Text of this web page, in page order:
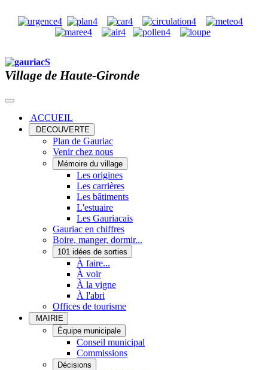
Village de Haute-Gironde
ACCUEIL
DECOUVERTE
Plan de Gauriac
Venir chez nous
Mémoire du village
Les origines
Les carrières
Les bâtiments
L'estuaire
Les Gauriacais
Gauriac en chiffres
Boire, manger, dormir...
101 idées de sorties
À faire...
À voir
À la vigne
À l'abri
Offices de tourisme
MAIRIE
Équipe municipale
Conseil municipal
Commissions
Décisions